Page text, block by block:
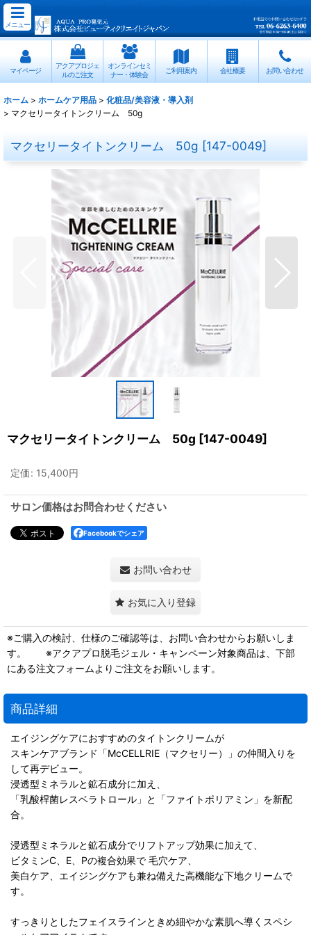
メニュー
マイページ
アクアプロジェ
ルのご注文
オンラインセミ
ナー・体験会
ご利用案内 会社概要 お問い合わせ
ホーム > ホームケア用品 > 化粧品/美容液・導入剤
> マクセリータイトンクリーム 50g
マクセリータイトンクリーム 50g [147-0049]
マクセリータイトンクリーム 50g [147-0049]
定価: 15,400円
サロン価格はお問合わせください
Facebookでシェア
お問い合わせ
お気に入り登録
※ご購入の検討、仕様のご確認等は、お問い合わせからお願いしま
す。 ※アクアプロ脱毛ジェル・キャンペーン対象商品は、下部
にある注文フォームよりご注文をお願いします。
商品詳細
エイジングケアにおすすめのタイトンクリームが
スキンケアブランド「McCELLRIE（マクセリー）」の仲間入りを
して再デビュー。
浸透型ミネラルと鉱石成分に加え、
「乳酸桿菌レスベラトロール」と「ファイトポリアミン」を新配
合。
浸透型ミネラルと鉱石成分でリフトアップ効果に加えて、
ビタミンC、E、Pの複合効果で 毛穴ケア、
美白ケア、エイジングケアも兼ね備えた高機能な下地クリームで
す。
すっきりとしたフェイスラインときめ細やかな素肌へ導くスペシ